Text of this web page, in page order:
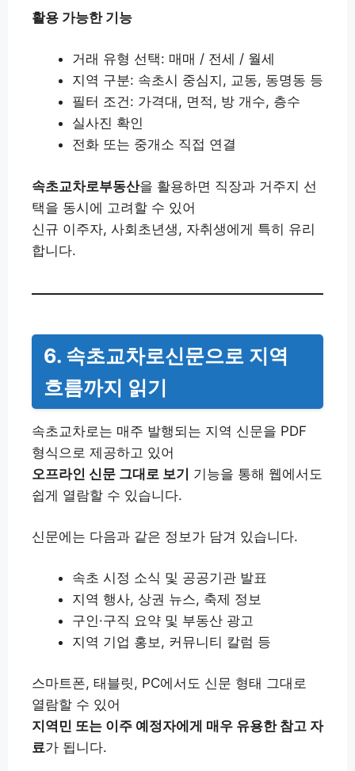
활용 가능한 기능
거래 유형 선택: 매매 / 전세 / 월세
지역 구분: 속초시 중심지, 교동, 동명동 등
필터 조건: 가격대, 면적, 방 개수, 층수
실사진 확인
전화 또는 중개소 직접 연결
속초교차로부동산을 활용하면 직장과 거주지 선
택을 동시에 고려할 수 있어
신규 이주자, 사회초년생, 자취생에게 특히 유리
합니다.
6. 속초교차로신문으로 지역
흐름까지 읽기
속초교차로는 매주 발행되는 지역 신문을 PDF
형식으로 제공하고 있어
오프라인 신문 그대로 보기 기능을 통해 웹에서도
쉽게 열람할 수 있습니다.
신문에는 다음과 같은 정보가 담겨 있습니다.
속초 시정 소식 및 공공기관 발표
지역 행사, 상권 뉴스, 축제 정보
구인·구직 요약 및 부동산 광고
지역 기업 홍보, 커뮤니티 칼럼 등
스마트폰, 태블릿, PC에서도 신문 형태 그대로
열람할 수 있어
지역민 또는 이주 예정자에게 매우 유용한 참고 자
료가 됩니다.